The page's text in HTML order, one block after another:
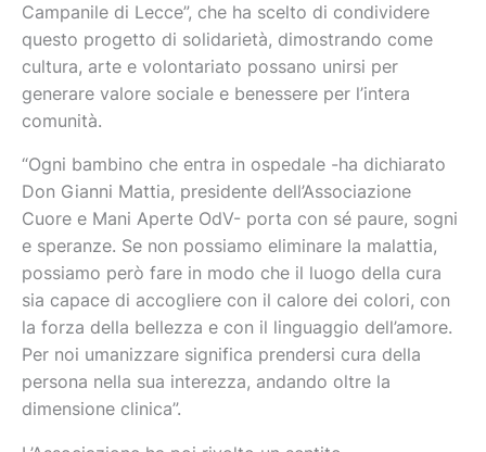
Campanile di Lecce”, che ha scelto di condividere
questo progetto di solidarietà, dimostrando come
cultura, arte e volontariato possano unirsi per
generare valore sociale e benessere per l’intera
comunità.
“Ogni bambino che entra in ospedale -ha dichiarato
Don Gianni Mattia, presidente dell’Associazione
Cuore e Mani Aperte OdV- porta con sé paure, sogni
e speranze. Se non possiamo eliminare la malattia,
possiamo però fare in modo che il luogo della cura
sia capace di accogliere con il calore dei colori, con
la forza della bellezza e con il linguaggio dell’amore.
Per noi umanizzare significa prendersi cura della
persona nella sua interezza, andando oltre la
dimensione clinica”.